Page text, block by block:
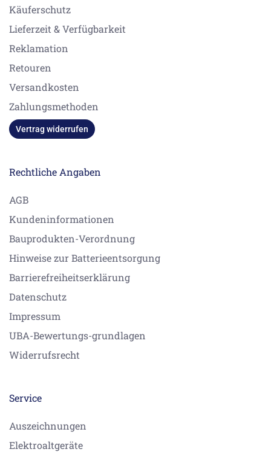
Käuferschutz
Lieferzeit & Verfügbarkeit
Reklamation
Retouren
Versandkosten
Zahlungsmethoden
Vertrag widerrufen
Rechtliche Angaben
AGB
Kundeninformationen
Bauprodukten-Verordnung
Hinweise zur Batterieentsorgung
Barrierefreiheitserklärung
Datenschutz
Impressum
UBA-Bewertungs-grundlagen
Widerrufsrecht
Service
Auszeichnungen
Elektroaltgeräte